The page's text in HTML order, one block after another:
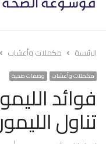
الرئيسة مكملات وأعشاب
مكملات وأعشاب وصفات صحية
فوائد
تناول